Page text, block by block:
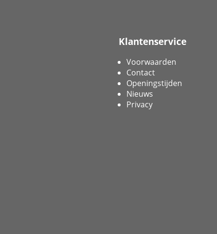
Klantenservice
Voorwaarden
Contact
Openingstijden
Nieuws
Privacy